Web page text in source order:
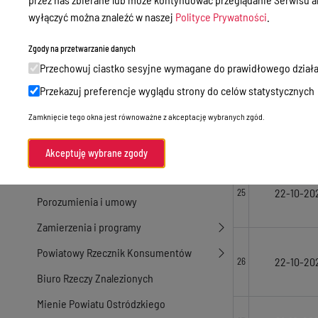
Nieodpłatna Pomoc Prawna
Rejestry, ewidencje i archiwa
Budżet
powiatowego
Organy Powiatu
Porozumienia i umowy
Zamierzenia i programy
Powiatowy Rzecznik Konsumentów
Biuro Rzeczy Znalezionych
Mienie Powiatu Ostródzkiego
22 14-10-
23 14-10-
25 22-10-
26 22-10-
wyłączyć można znaleźć w naszej Polityce Prywatności
Zgody na przetwarzanie danych
Przechowuj ciastko sesyjne wymagane do prawidłowego
Przekazuj preferencje wyglądu strony do celów statystycznych
Zamknięcie tego okna jest równoważne z akceptację wybranych zgód.
Akceptuję wybrane zgody